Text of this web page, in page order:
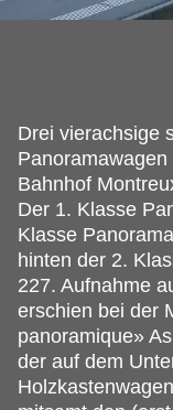
Drei vierachsige
Bahnhof
Der 1. Klasse
Klasse
hinten der 2.
227. Aufnahme
erschien bei der
panoramique»
der auf dem